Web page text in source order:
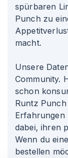
spürbaren
Punch zu
macht.
Unsere
Community.
schon
Runtz
Erfahrungen
dabei, ihren
Wenn du
bestellen